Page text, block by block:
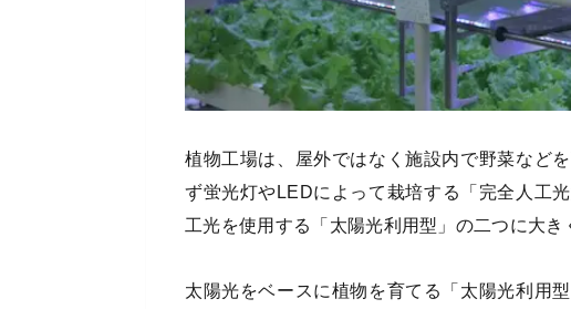
植物工場は、屋外ではなく施設内で野菜など
ず蛍光灯やLEDによって栽培する「完全人工
工光を使用する「太陽光利用型」の二つに大き
太陽光をベースに植物を育てる「太陽光利用